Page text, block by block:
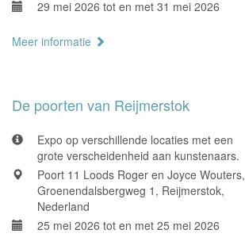
29 mei 2026 tot en met 31 mei 2026
Meer informatie
De poorten van Reijmerstok
Expo op verschillende locaties met een
grote verscheidenheid aan kunstenaars.
Poort 11 Loods Roger en Joyce Wouters,
Groenendalsbergweg 1, Reijmerstok,
Nederland
25 mei 2026 tot en met 25 mei 2026